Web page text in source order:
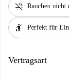
smoke_free Rauchen nicht
hail Perfekt für
Vertragsart